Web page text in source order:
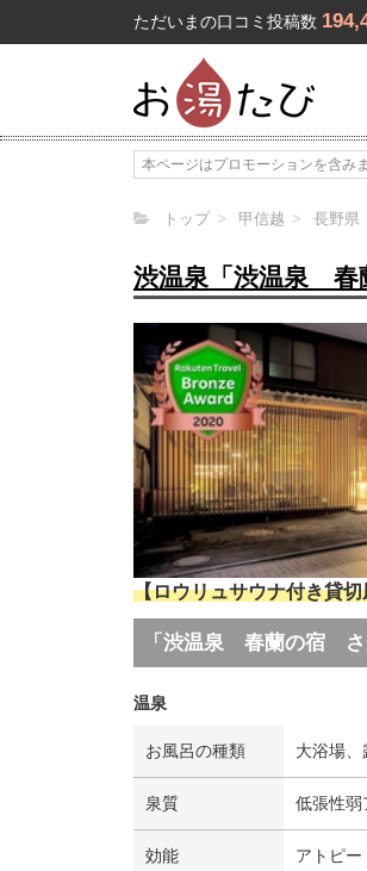
ただいまの口コミ投稿数
本ページはプロモーションを含み
トップ 甲信越 長野県
渋温泉「渋温泉 春
【ロウリュサウナ付き貸
「渋温泉 春蘭の宿 さ
温泉
お風呂の種類 大浴場、
泉質 低張性弱
効能 アトピ